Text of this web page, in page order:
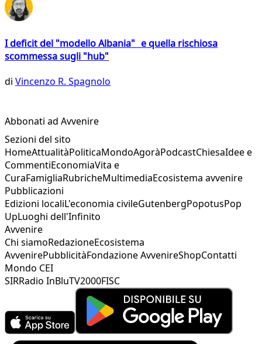
I deficit del "modello Albania" e quella rischiosa
scommessa sugli "hub"
di Vincenzo R. Spagnolo
Abbonati ad Avvenire
Sezioni del sito
HomeAttualitàPoliticaMondoAgoràPodcastChiesaIdee e
CommentiEconomiaVita e
CuraFamigliaRubricheMultimediaEcosistema avvenire
Pubblicazioni
Edizioni localiL'economia civileGutenbergPopotusPop
UpLuoghi dell'Infinito
Avvenire
Chi siamoRedazioneEcosistema
AvvenirePubblicitàFondazione AvvenireShopContatti
Mondo CEI
SIRRadio InBluTV2000FISC